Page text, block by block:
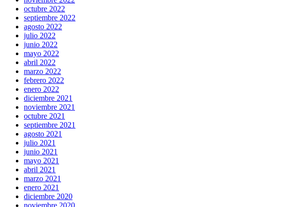
octubre 2022
septiembre 2022
agosto 2022
julio 2022
junio 2022
mayo 2022
abril 2022
marzo 2022
febrero 2022
enero 2022
diciembre 2021
noviembre 2021
octubre 2021
septiembre 2021
agosto 2021
julio 2021
junio 2021
mayo 2021
abril 2021
marzo 2021
enero 2021
diciembre 2020
noviembre 2020